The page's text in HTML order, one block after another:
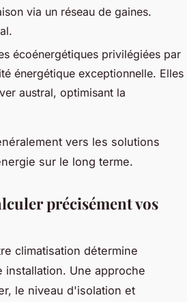
via un réseau de gaines.
écoénergétiques privilégiées par
énergétique exceptionnelle. Elles
austral, optimisant la
vers les solutions
sur le long terme.
précisément vos
climatisation détermine
Une approche
le niveau d'isolation et